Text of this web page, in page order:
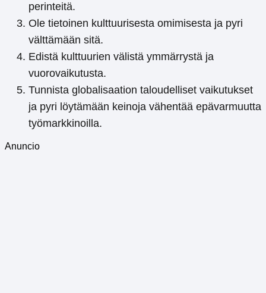
perinteitä.
Ole tietoinen kulttuurisesta omimisesta ja pyri
välttämään sitä.
Edistä kulttuurien välistä ymmärrystä ja
vuorovaikutusta.
Tunnista globalisaation taloudelliset vaikutukset
ja pyri löytämään keinoja vähentää epävarmuutta
työmarkkinoilla.
Anuncio